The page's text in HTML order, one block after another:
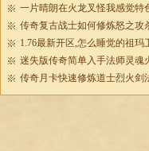
一片晴朗在火龙叉怪我感觉特
传奇复古战士如何修炼怒之攻
1.76最新开区,怎么睡觉的祖玛
迷失版传奇简单入手法师灵魂
传奇月卡快速修炼道士烈火剑